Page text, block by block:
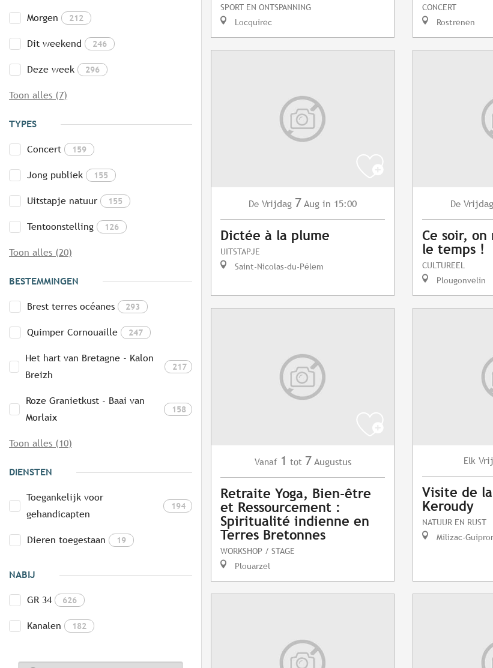
Morgen 212
Dit weekend 246
Deze week 296
Toon alles (7)
TYPES
Concert 159
Jong publiek 155
Uitstapje natuur 155
Tentoonstelling 126
Toon alles (20)
BESTEMMINGEN
Brest terres océanes 293
Quimper Cornouaille 247
Het hart van Bretagne - Kalon
Breizh
217
Roze Granietkust - Baai van
Morlaix
158
Toon alles (10)
DIENSTEN
Toegankelijk voor
gehandicapten
194
Dieren toegestaan 19
NABIJ
GR 34 626
Kanalen 182
SPORT EN ONTSPANNING
Locquirec
CONCERT
Rostrenen
De Vrijdag 7 Aug in 15:00
Dictée à la plume
UITSTAPJE
Saint-Nicolas-du-Pélem
De Vrijdag
Ce soir, on
le temps !
CULTUREEL
Plougonvelin
Vanaf 1 tot 7 Augustus
Retraite Yoga, Bien-être
et Ressourcement :
Spiritualité indienne en
Terres Bretonnes
WORKSHOP / STAGE
Plouarzel
Elk
Visite de
Keroudy
NATUUR EN RUST
Milizac-